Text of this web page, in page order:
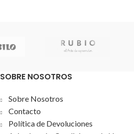
SOBRE NOSOTROS
Sobre Nosotros
Contacto
Política de Devoluciones